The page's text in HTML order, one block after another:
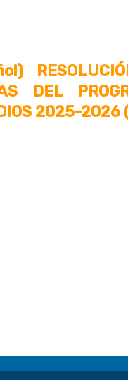
DEL
2025-2026